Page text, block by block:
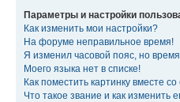
Параметры и настройки
Как изменить мои настройки?
На форуме неправильное время!
Я изменил часовой пояс, но
Моего языка нет в списке!
Как поместить картинку вместе
Что такое звание и как изменить